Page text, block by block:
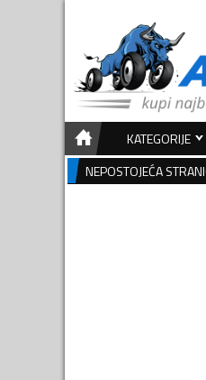
KATEGORIJE
NEPOSTOJEĆA